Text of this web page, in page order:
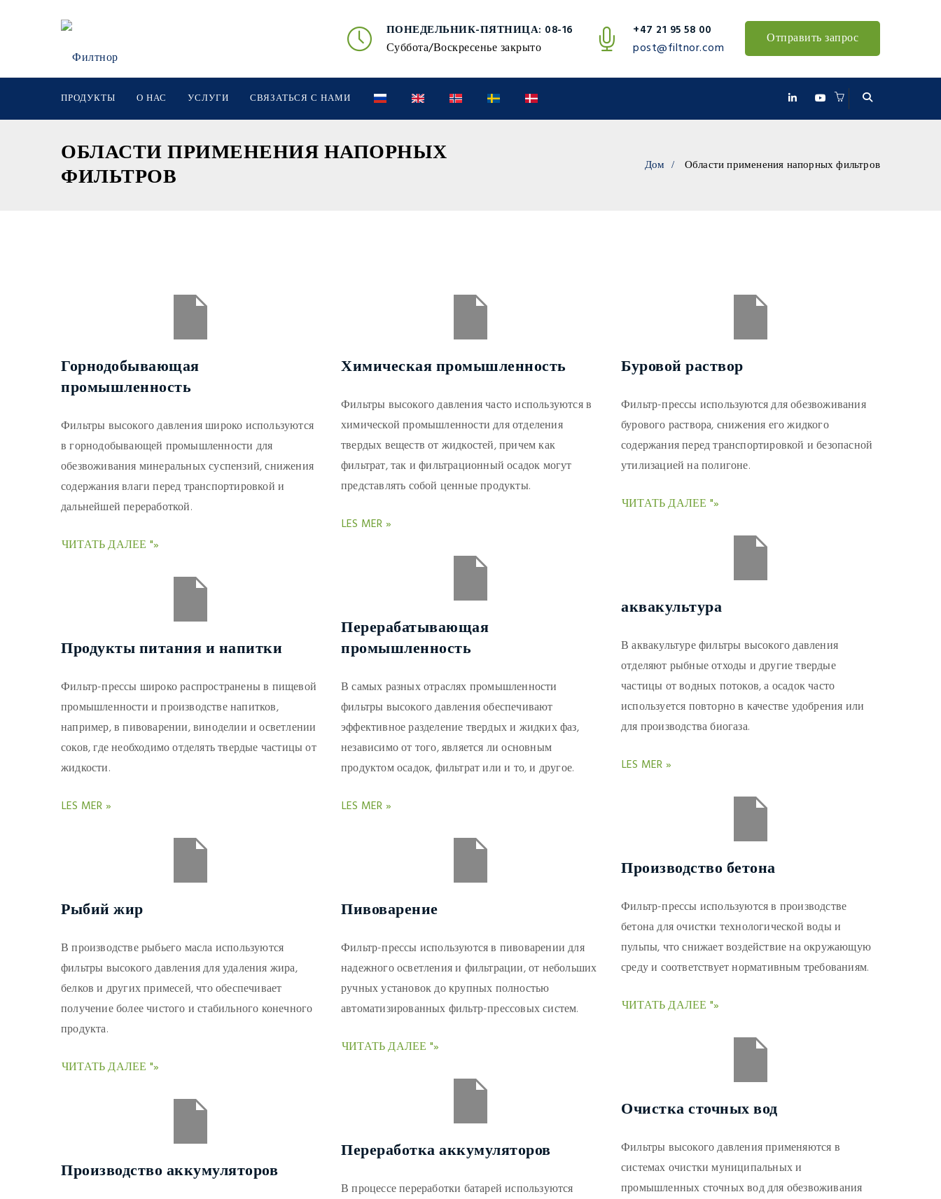
ПОНЕДЕЛЬНИК-ПЯТНИЦА: 08-16
Суббота/Воскресенье закрыто
+47 21 95 58 00
post@filtnor.com
Отправить запрос
ПРОДУКТЫ О НАС УСЛУГИ СВЯЗАТЬСЯ С НАМИ
ОБЛАСТИ ПРИМЕНЕНИЯ НАПОРНЫХ
ФИЛЬТРОВ Дом Области применения напорных фильтров
Горнодобывающая
промышленность
Фильтры высокого давления широко используются
в горнодобывающей промышленности для
обезвоживания минеральных суспензий, снижения
содержания влаги перед транспортировкой и
дальнейшей переработкой.
ЧИТАТЬ ДАЛЕЕ "»
Продукты питания и напитки
Фильтр-прессы широко распространены в пищевой
промышленности и производстве напитков,
например, в пивоварении, виноделии и осветлении
соков, где необходимо отделять твердые частицы от
жидкости.
LES MER »
Рыбий жир
В производстве рыбьего масла используются
фильтры высокого давления для удаления жира,
белков и других примесей, что обеспечивает
получение более чистого и стабильного конечного
продукта.
ЧИТАТЬ ДАЛЕЕ "»
Производство аккумуляторов
Химическая промышленность
Фильтры высокого давления часто используются в
химической промышленности для отделения
твердых веществ от жидкостей, причем как
фильтрат, так и фильтрационный осадок могут
представлять собой ценные продукты.
LES MER »
Перерабатывающая
промышленность
В самых разных отраслях промышленности
фильтры высокого давления обеспечивают
эффективное разделение твердых и жидких фаз,
независимо от того, является ли основным
продуктом осадок, фильтрат или и то, и другое.
LES MER »
Пивоварение
Фильтр-прессы используются в пивоварении для
надежного осветления и фильтрации, от небольших
ручных установок до крупных полностью
автоматизированных фильтр-прессовых систем.
ЧИТАТЬ ДАЛЕЕ "»
Переработка аккумуляторов
В процессе переработки батарей используются
Буровой раствор
Фильтр-прессы используются для обезвоживания
бурового раствора, снижения его жидкого
содержания перед транспортировкой и безопасной
утилизацией на полигоне.
ЧИТАТЬ ДАЛЕЕ "»
аквакультура
В аквакультуре фильтры высокого давления
отделяют рыбные отходы и другие твердые
частицы от водных потоков, а осадок часто
используется повторно в качестве удобрения или
для производства биогаза.
LES MER »
Производство бетона
Фильтр-прессы используются в производстве
бетона для очистки технологической воды и
пульпы, что снижает воздействие на окружающую
среду и соответствует нормативным требованиям.
ЧИТАТЬ ДАЛЕЕ "»
Очистка сточных вод
Фильтры высокого давления применяются в
системах очистки муниципальных и
промышленных сточных вод для обезвоживания